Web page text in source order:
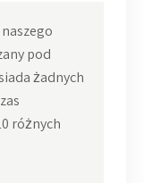
pod
żadnych
różnych